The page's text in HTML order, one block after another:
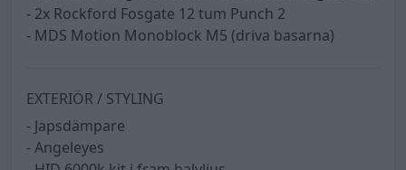
- 2x Rockford Fosgate 12 tum Punch 2
- MDS Motion Monoblock M5 (driva basarna)
EXTERIÖR / STYLING
- Japsdämpare
- Angeleyes